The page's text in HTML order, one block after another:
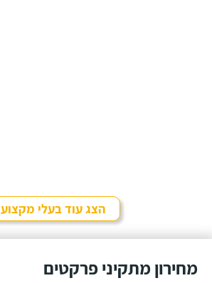
הצג עוד בעלי מקצוע
מחירון מתקיני פרקטים